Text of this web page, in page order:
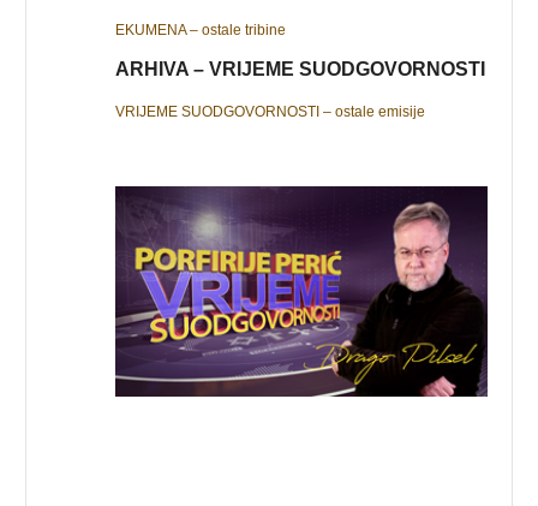
EKUMENA – ostale tribine
ARHIVA – VRIJEME SUODGOVORNOSTI
VRIJEME SUODGOVORNOSTI – ostale emisije